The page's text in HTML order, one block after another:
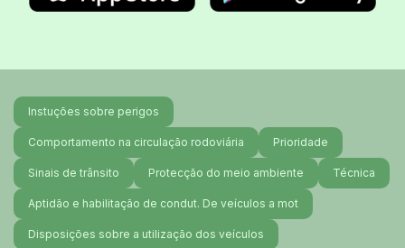
Instuções sobre perigos
Comportamento na circulação rodoviária Prioridade
Sinais de trânsito Protecção do meio ambiente Técnica
Aptidão e habilitação de condut. De veículos a mot
Disposições sobre a utilização dos veículos